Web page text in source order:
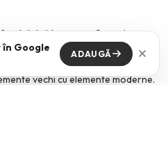
de Marga van Oers si
bunica ei: o cutie cu faianta
Blue). Din 2013, ea creeaza
vechi cu elemente moderne.
Google
ADAUGĂ